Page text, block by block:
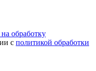
на обработку
с политикой обработки